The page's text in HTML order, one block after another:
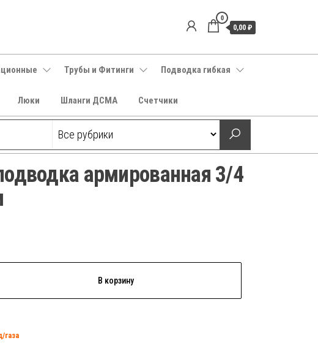
0
0,00 ₽
Трубы и Фитинги Подводка гибкая
Люки Шланги ДСМА Счетчики
армированная 3/4
В корзину
газа